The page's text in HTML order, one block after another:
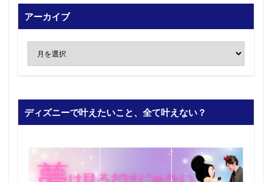
アーカイブ
ディズニーで叶えたいこと、全て叶えない？